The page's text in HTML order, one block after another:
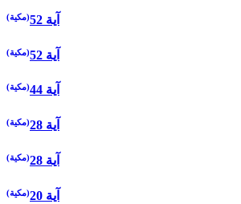
(مكية) 52 آية
(مكية) 52 آية
(مكية) 44 آية
(مكية) 28 آية
(مكية) 28 آية
(مكية) 20 آية